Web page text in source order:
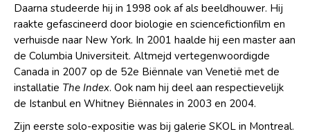
Daarna studeerde hij in 1998 ook af als beeldhouwer. Hij
raakte gefascineerd door biologie en sciencefictionfilm en
verhuisde naar New York. In 2001 haalde hij een master aan
de Columbia Universiteit. Altmejd vertegenwoordigde
Canada in 2007 op de 52e Biënnale van Venetië met de
installatie The Index. Ook nam hij deel aan respectievelijk
de Istanbul en Whitney Biënnales in 2003 en 2004.
Zijn eerste solo-expositie was bij galerie SKOL in Montreal.